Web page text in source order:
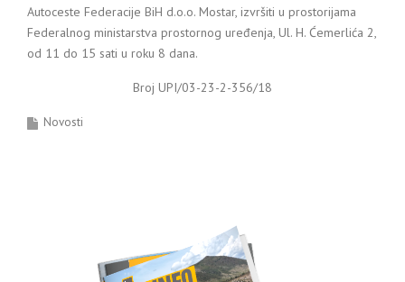
Autoceste Federacije BiH d.o.o. Mostar, izvršiti u prostorijama
Federalnog ministarstva prostornog uređenja, Ul. H. Ćemerlića 2,
od 11 do 15 sati u roku 8 dana.
Broj UPI/03-23-2-356/18
Novosti